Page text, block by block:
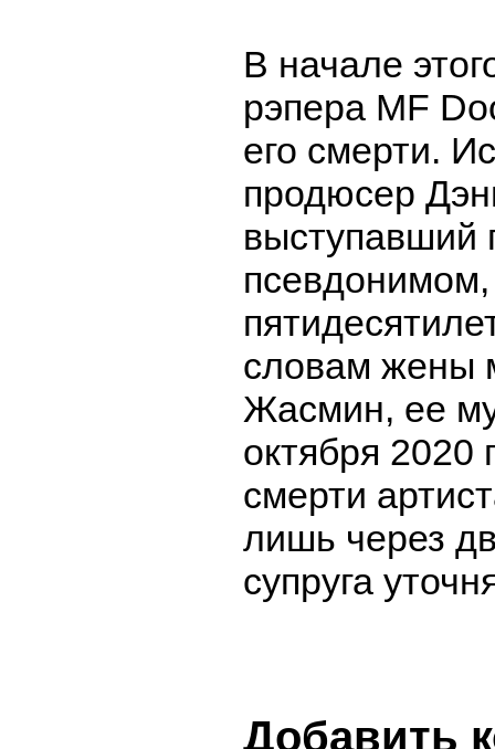
В начале
рэпера MF
его смерти.
продюсер
выступавший
словам жены
Жасмин, ее
октября 2020
смерти
лишь через
супруга
Добавить